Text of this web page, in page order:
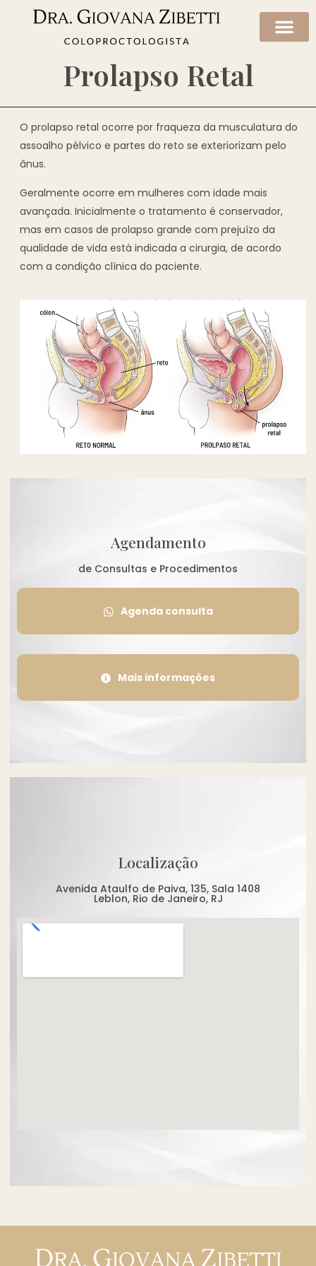
Prolapso Retal
Agendamento
de Consultas e Procedimentos
Agenda consulta
Mais informações
Localização
Avenida Ataulfo de Paiva, 135, Sala 1408
Leblon, Rio de Janeiro, RJ
O prolapso retal ocorre por fraqueza da musculatura do
assoalho pélvico e partes do reto se exteriorizam pelo
ânus.
Geralmente ocorre em mulheres com idade mais
avançada. Inicialmente o tratamento é conservador,
mas em casos de prolapso grande com prejuízo da
qualidade de vida está indicada a cirurgia, de acordo
com a condição clínica do paciente.